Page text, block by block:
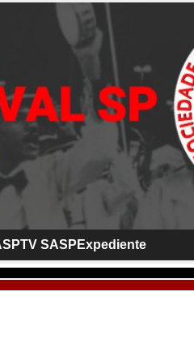
TV SASP Expediente